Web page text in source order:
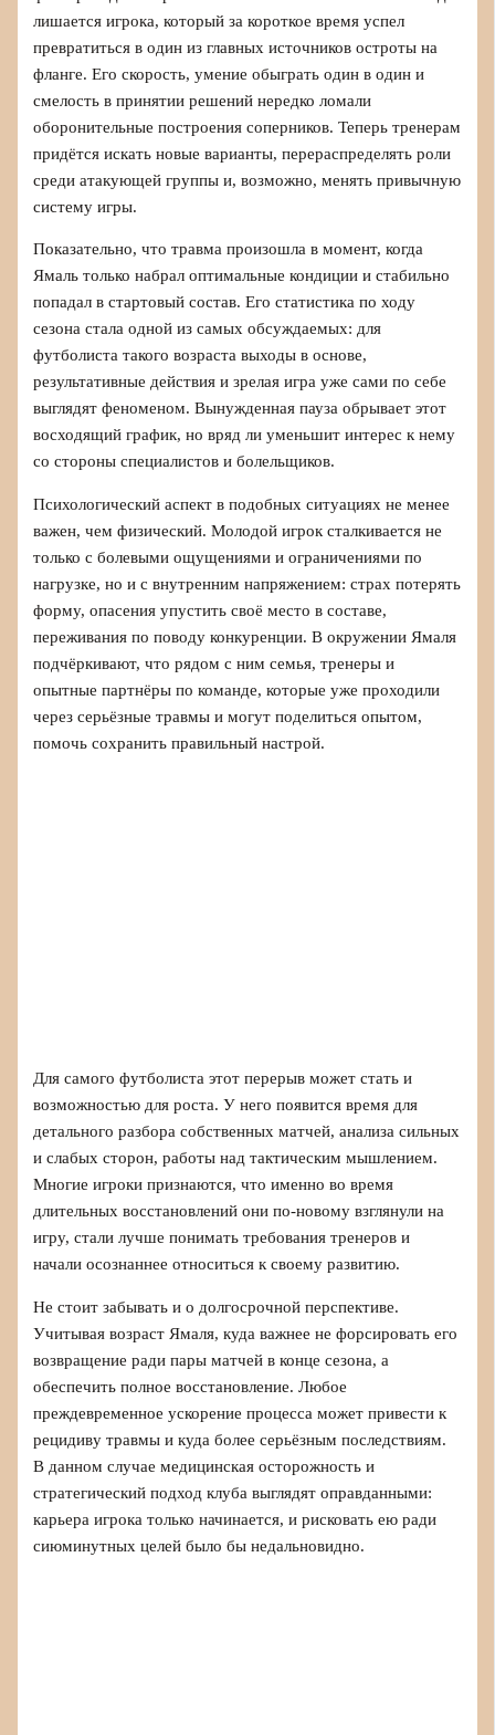
лишается игрока, который за короткое время успел
превратиться в один из главных источников остроты на
фланге. Его скорость, умение обыграть один в один и
смелость в принятии решений нередко ломали
оборонительные построения соперников. Теперь тренерам
придётся искать новые варианты, перераспределять роли
среди атакующей группы и, возможно, менять привычную
систему игры.
Показательно, что травма произошла в момент, когда
Ямаль только набрал оптимальные кондиции и стабильно
попадал в стартовый состав. Его статистика по ходу
сезона стала одной из самых обсуждаемых: для
футболиста такого возраста выходы в основе,
результативные действия и зрелая игра уже сами по себе
выглядят феноменом. Вынужденная пауза обрывает этот
восходящий график, но вряд ли уменьшит интерес к нему
со стороны специалистов и болельщиков.
Психологический аспект в подобных ситуациях не менее
важен, чем физический. Молодой игрок сталкивается не
только с болевыми ощущениями и ограничениями по
нагрузке, но и с внутренним напряжением: страх потерять
форму, опасения упустить своё место в составе,
переживания по поводу конкуренции. В окружении Ямаля
подчёркивают, что рядом с ним семья, тренеры и
опытные партнёры по команде, которые уже проходили
через серьёзные травмы и могут поделиться опытом,
помочь сохранить правильный настрой.
Для самого футболиста этот перерыв может стать и
возможностью для роста. У него появится время для
детального разбора собственных матчей, анализа сильных
и слабых сторон, работы над тактическим мышлением.
Многие игроки признаются, что именно во время
длительных восстановлений они по‑новому взглянули на
игру, стали лучше понимать требования тренеров и
начали осознаннее относиться к своему развитию.
Не стоит забывать и о долгосрочной перспективе.
Учитывая возраст Ямаля, куда важнее не форсировать его
возвращение ради пары матчей в конце сезона, а
обеспечить полное восстановление. Любое
преждевременное ускорение процесса может привести к
рецидиву травмы и куда более серьёзным последствиям.
В данном случае медицинская осторожность и
стратегический подход клуба выглядят оправданными:
карьера игрока только начинается, и рисковать ею ради
сиюминутных целей было бы недальновидно.